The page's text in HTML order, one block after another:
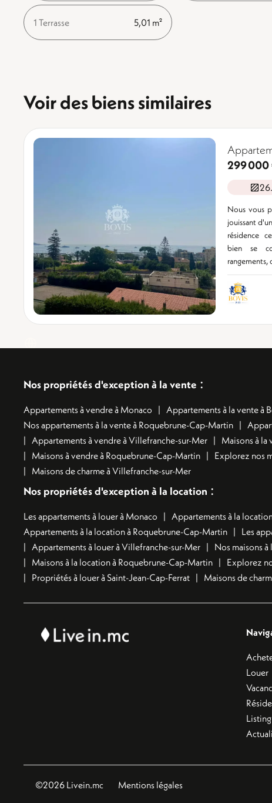
1 Terrasse 5,01 m²
Voir des biens similaires
299 000
Nous vous
jouissant
résidence
bien se
rangements,
Nos propriétés d'exception à la vente :
Appartements à vendre à Monaco Appartements à la vente à
Nos appartements à la vente à Roquebrune-Cap-Martin
Appartements à vendre à Villefranche-sur-Mer
Maisons à la
Maisons à vendre à Roquebrune-Cap-Martin
Explorez nos
Maisons de charme à Villefranche-sur-Mer
Nos propriétés d'exception à la location :
Les appartements à louer à Monaco Appartements à la
Appartements à la location à Roquebrune-Cap-Martin
Les
Appartements à louer à Villefranche-sur-Mer
Nos maisons
Maisons à la location à Roquebrune-Cap-Martin
Explorez
Propriétés à louer à Saint-Jean-Cap-Ferrat
Maisons de
Louer
©2026 Livein.mc Mentions légales